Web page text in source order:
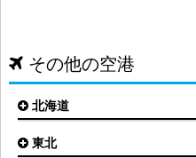
その他の空港
北海道
札幌(新千歳)空港
東北